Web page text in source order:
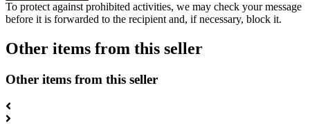
To protect against prohibited activities, we may check your message
before it is forwarded to the recipient and, if necessary, block it.
Other items from this seller
Other items from this seller